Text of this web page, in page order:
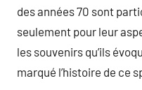
des années 70 sont
seulement pour leur
les souvenirs qu’ils
marqué l’histoire de ce